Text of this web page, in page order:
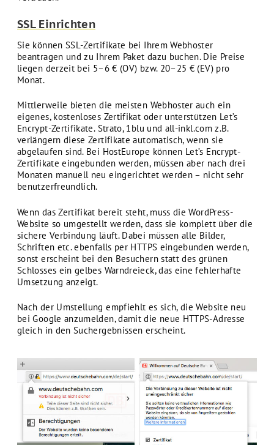
SSL Einrichten
Sie können SSL-Zertifikate bei Ihrem Webhoster
beantragen und zu Ihrem Paket dazu buchen. Die Preise
liegen derzeit bei 5–6 € (OV) bzw. 20–25 € (EV) pro
Monat.
Mittlerweile bieten die meisten Webhoster auch ein
eigenes, kostenloses Zertifikat oder unterstützen Let’s
Encrypt-Zertifikate. Strato, 1blu und all-inkl.com z.B.
verlängern diese Zertifikate automatisch, wenn sie
abgelaufen sind. Bei HostEurope können Let’s Encrypt-
Zertifikate eingebunden werden, müssen aber nach drei
Monaten manuell neu eingerichtet werden – nicht sehr
benutzerfreundlich.
Wenn das Zertifikat bereit steht, muss die WordPress-
Website so umgestellt werden, dass sie komplett über die
sichere Verbindung läuft. Dabei müssen alle Bilder,
Schriften etc. ebenfalls per HTTPS eingebunden werden,
sonst erscheint bei den Besuchern statt des grünen
Schlosses ein gelbes Warndreieck, das eine fehlerhafte
Umsetzung anzeigt.
Nach der Umstellung empfiehlt es sich, die Website neu
bei Google anzumelden, damit die neue HTTPS-Adresse
gleich in den Suchergebnissen erscheint.